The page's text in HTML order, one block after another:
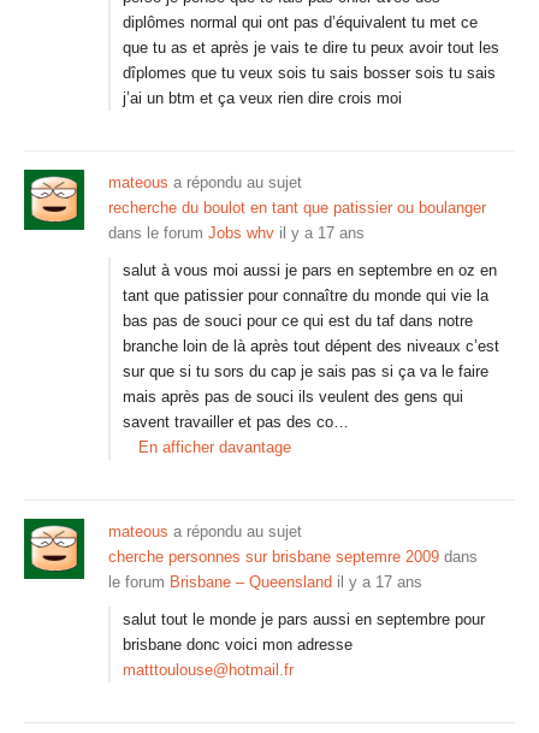
diplômes normal qui ont pas d’équivalent tu met ce
que tu as et après je vais te dire tu peux avoir tout les
dîplomes que tu veux sois tu sais bosser sois tu sais
j’ai un btm et ça veux rien dire crois moi
mateous a répondu au sujet
recherche du boulot en tant que patissier ou boulanger
dans le forum Jobs whv il y a 17 ans
salut à vous moi aussi je pars en septembre en oz en
tant que patissier pour connaître du monde qui vie la
bas pas de souci pour ce qui est du taf dans notre
branche loin de là après tout dépent des niveaux c’est
sur que si tu sors du cap je sais pas si ça va le faire
mais après pas de souci ils veulent des gens qui
savent travailler et pas des co…
En afficher davantage
mateous a répondu au sujet
cherche personnes sur brisbane septemre 2009 dans
le forum Brisbane – Queensland il y a 17 ans
salut tout le monde je pars aussi en septembre pour
brisbane donc voici mon adresse
matttoulouse@hotmail.fr